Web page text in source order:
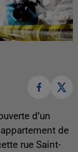
d’un
de
rue Saint-